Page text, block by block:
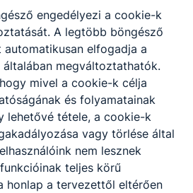
9:50-10:35
Mária
ismeretek
bp.hu
1092 / 347-1070
engedélyezi a cookie-k
A legtöbb böngésző
elfogadja a
megváltoztathatók.
mivel a cookie-k célja
és folyamatainak
lehetővé tétele, a cookie-k
vagy törlése által
nem lesznek
teljes körű
honlap a tervezettől eltérően